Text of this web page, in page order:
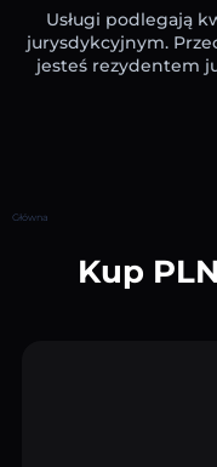
Usługi podlegają
jurysdykcyjnym.
jesteś rezydentem
Główna
Kup